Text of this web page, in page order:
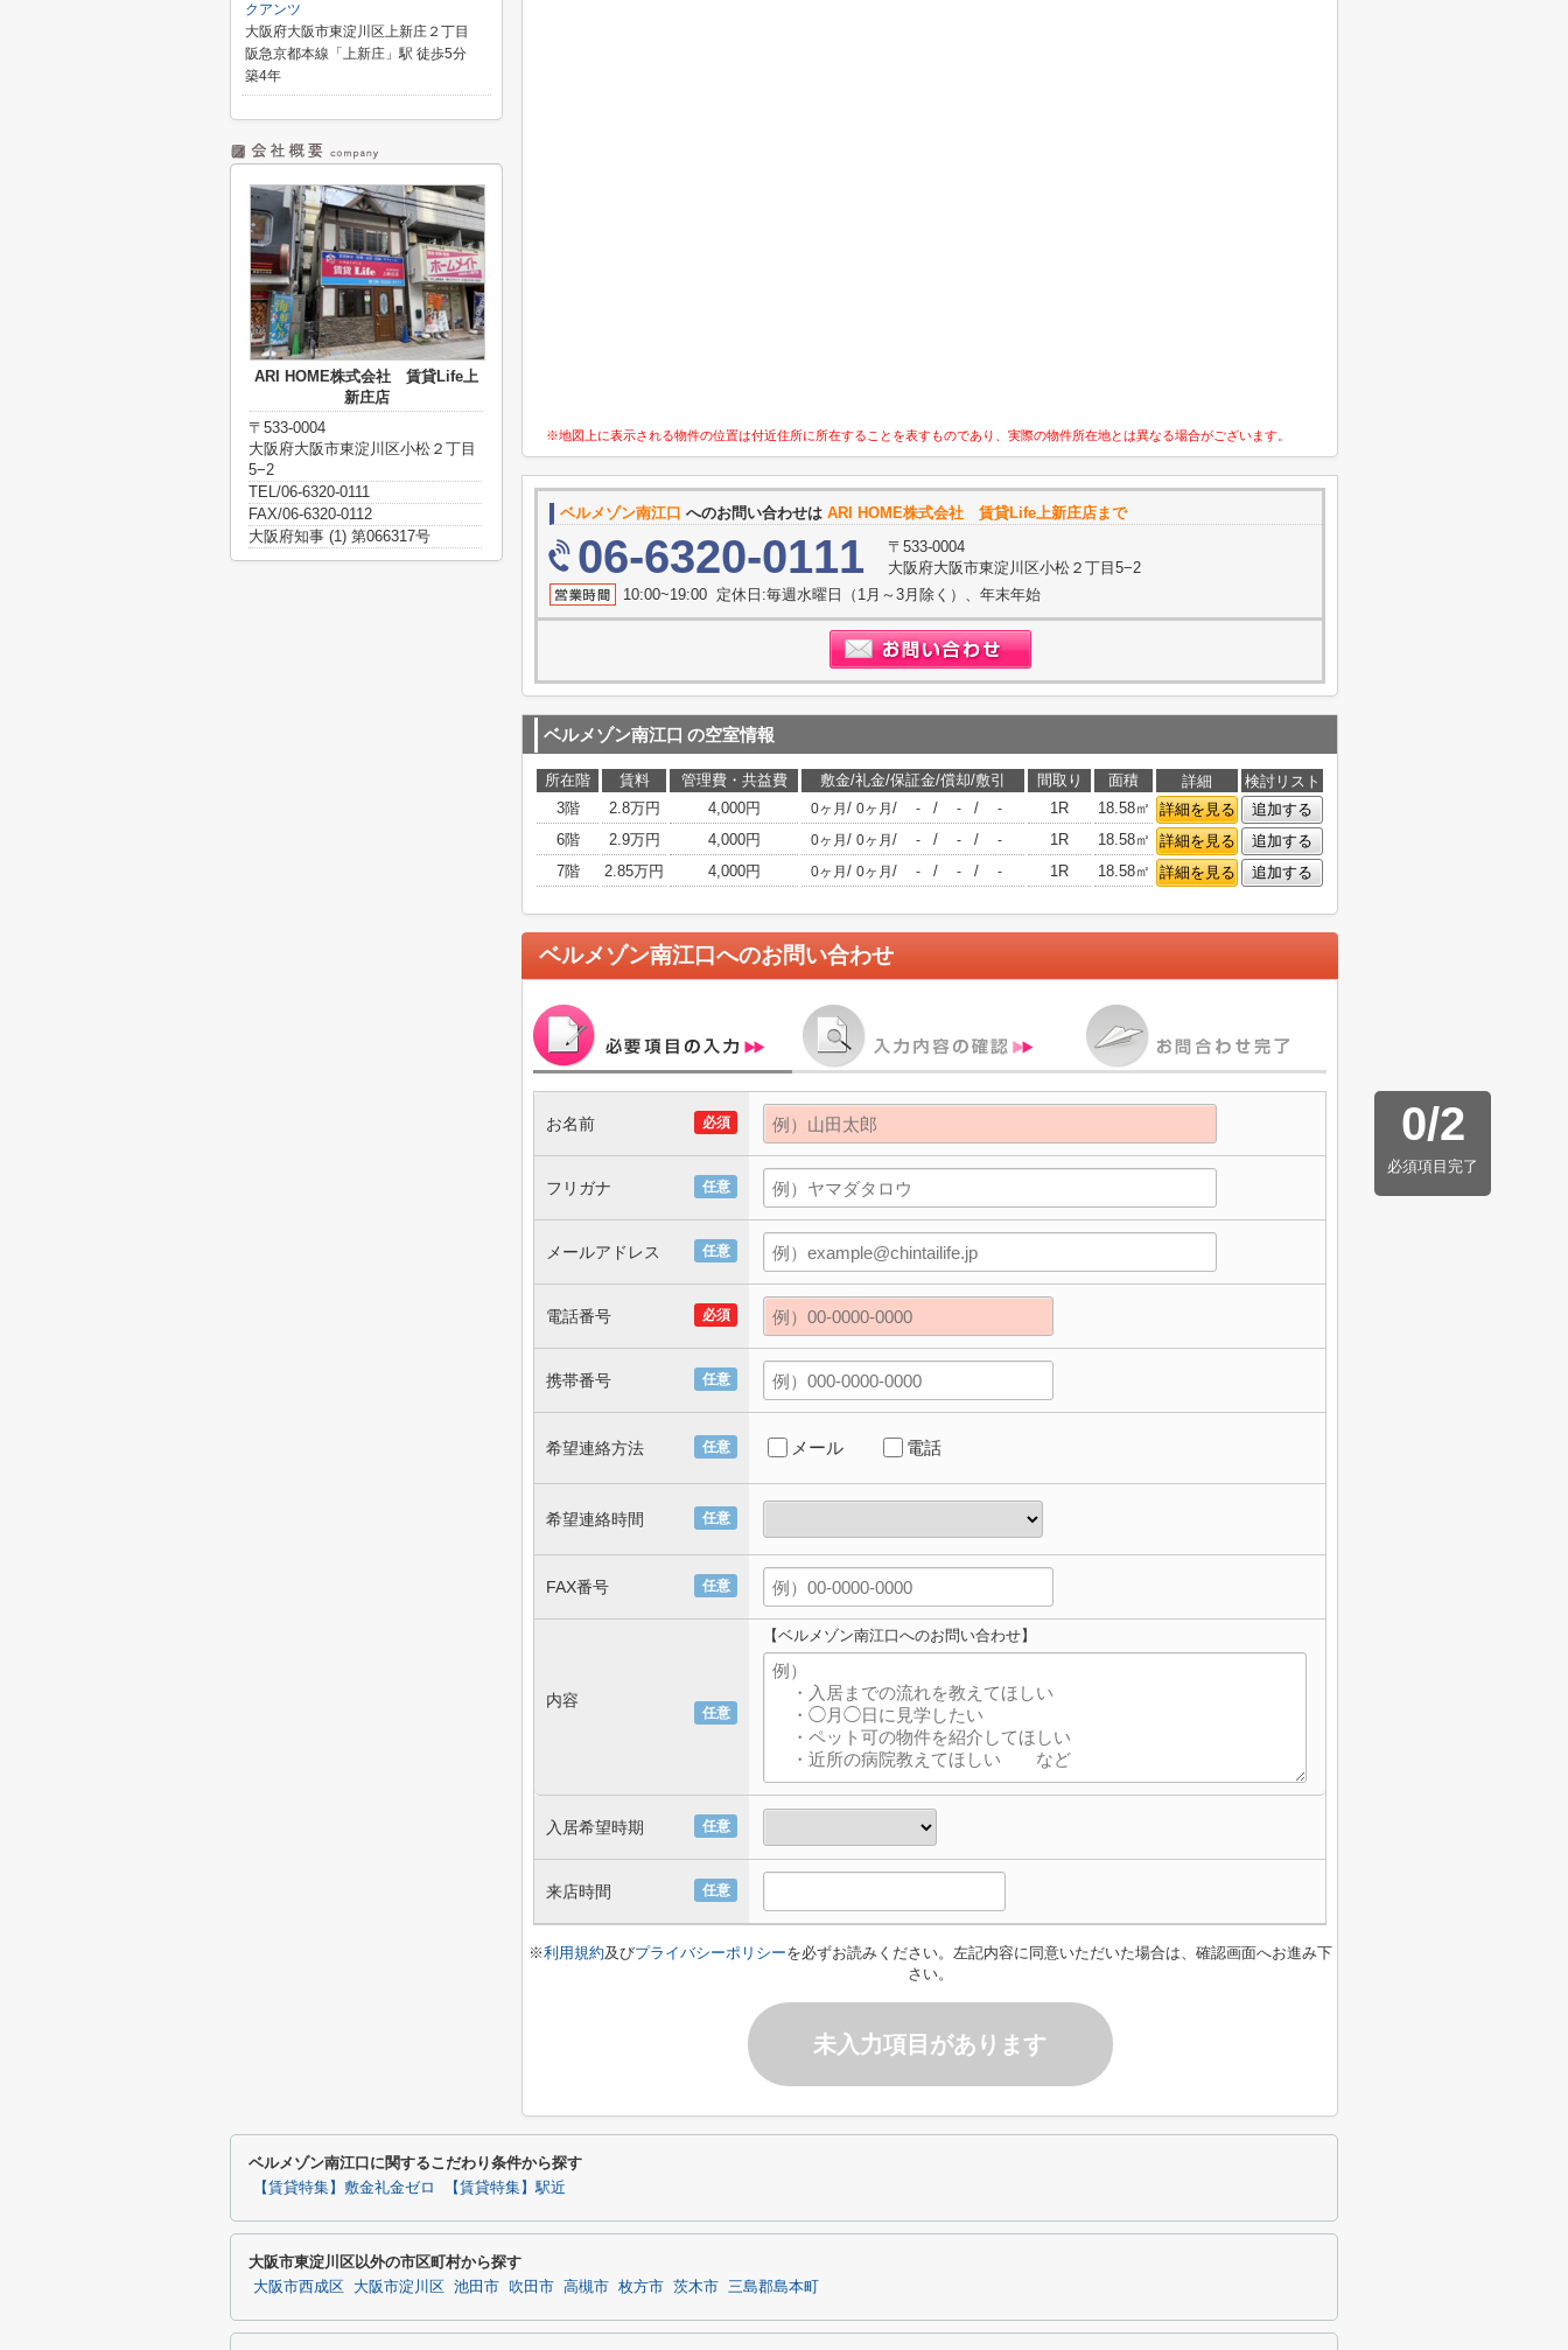
※地図上に表示される物件の位置は付近住所に所在することを表すものであり、実際の物件所在地とは異なる場合がございます。
ベルメゾン南江口 へのお問い合わせは ARI HOME株式会社 賃貸Life上新庄店まで
06-6320-0111
〒533-0004
大阪府大阪市東淀川区小松２丁目5−2
10:00~19:00 定休日:毎週水曜日（1月～3月除く）、年末年始
ベルメゾン南江口 の空室情報
所在階 賃料 管理費・共益費 敷金/礼金/保証金/償却/敷引 間取り 面積 詳細
検討リスト
3階
2.8万円 4,000円 0ヶ月 / 0ヶ月 / - / - / - 1R 18.58㎡ 詳細を見る
追加する
6階
2.9万円 4,000円 0ヶ月 / 0ヶ月 / - / - / - 1R 18.58㎡ 詳細を見る
追加する
7階
2.85万円 4,000円 0ヶ月 / 0ヶ月 / - / - / - 1R 18.58㎡ 詳細を見る 追加する
ベルメゾン南江口へのお問い合わせ
0/2
必須項目完了
必須
お名前
任意
フリガナ
任意
メールアドレス
必須
電話番号
任意
携帯番号
任意
希望連絡方法 メール 電話
任意
希望連絡時間
任意
FAX番号
任意
内容
【ベルメゾン南江口へのお問い合わせ】
任意
入居希望時期
任意
来店時間
※利用規約及びプライバシーポリシーを必ずお読みください。左記内容に同意いただいた場合は、確認画面へお進み下
さい。
未入力項目があります
クアンツ
大阪府大阪市東淀川区上新庄２丁目
阪急京都本線「上新庄」駅 徒歩5分
築4年
ARI HOME株式会社 賃貸Life上
新庄店
〒533-0004
大阪府大阪市東淀川区小松２丁目
5−2
TEL/06-6320-0111
FAX/06-6320-0112
大阪府知事 (1) 第066317号
ベルメゾン南江口に関するこだわり条件から探す
【賃貸特集】敷金礼金ゼロ 【賃貸特集】駅近
大阪市東淀川区以外の市区町村から探す
大阪市西成区 大阪市淀川区 池田市 吹田市 高槻市 枚方市 茨木市 三島郡島本町